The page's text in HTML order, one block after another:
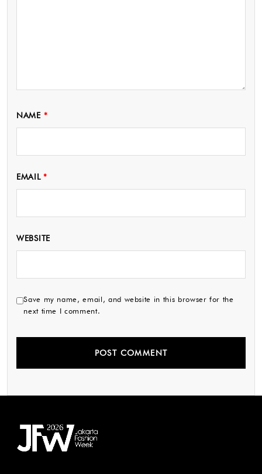
NAME *
EMAIL*
WEBSITE
Save my name, email, and website in this browser for the
next time I comment.